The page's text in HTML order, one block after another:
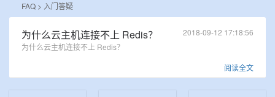
FAQ > 入门答疑
为什么云主机连接不上 Redis？
为什么云主机连接不上 Redis？
阅读全文
2018-09-12 17:18:56